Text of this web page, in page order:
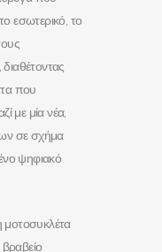
εσωτερικό, το
που
με μία νέα,
σε σχήμα
ψηφιακό